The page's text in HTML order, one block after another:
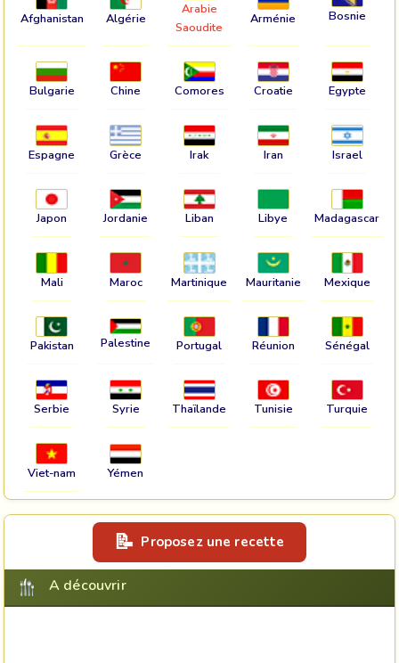
Afghanistan Algérie
Arabie
Saoudite
Arménie Bosnie
Bulgarie Chine Comores Croatie Egypte
Espagne Grèce Irak Iran Israel
Japon Jordanie Liban Libye Madagascar
Mali Maroc Martinique Mauritanie Mexique
Pakistan Palestine Portugal Réunion Sénégal
Serbie Syrie Thaïlande Tunisie Turquie
Viet-nam Yémen
Proposez une recette
A découvrir